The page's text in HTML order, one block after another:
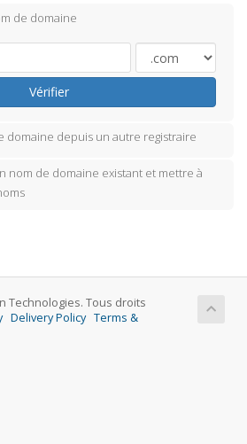
de domaine
Vérifier
domaine depuis un autre registraire
nom de domaine existant et mettre à
Technologies. Tous droits
Delivery Policy Terms &